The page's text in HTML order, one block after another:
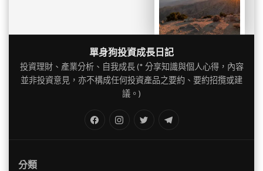
單身狗投資成長日記
投資理財、產業分析、自我成長 (* 分享知識與個人心得，內容
並非投資意見，亦不構成任何投資產品之要約、要約招攬或建
議。)
Twitter
分類